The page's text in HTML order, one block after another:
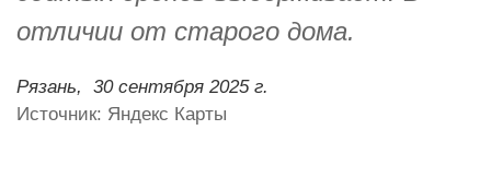
отличии от старого дома.
Рязань,
30 сентября 2025 г.
Источник: Яндекс Карты